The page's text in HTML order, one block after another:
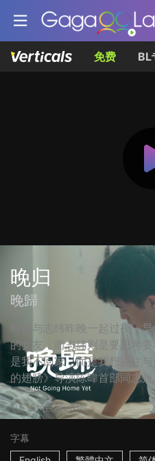
免费 BL
晚归
晚歸
毅德与志纬昨晚一起过夜，
的女友，而志纬则是要思考
是我不回家，而是我想抓住
的翅膀》导演陈暐首部同志短
15m台湾2016
字幕